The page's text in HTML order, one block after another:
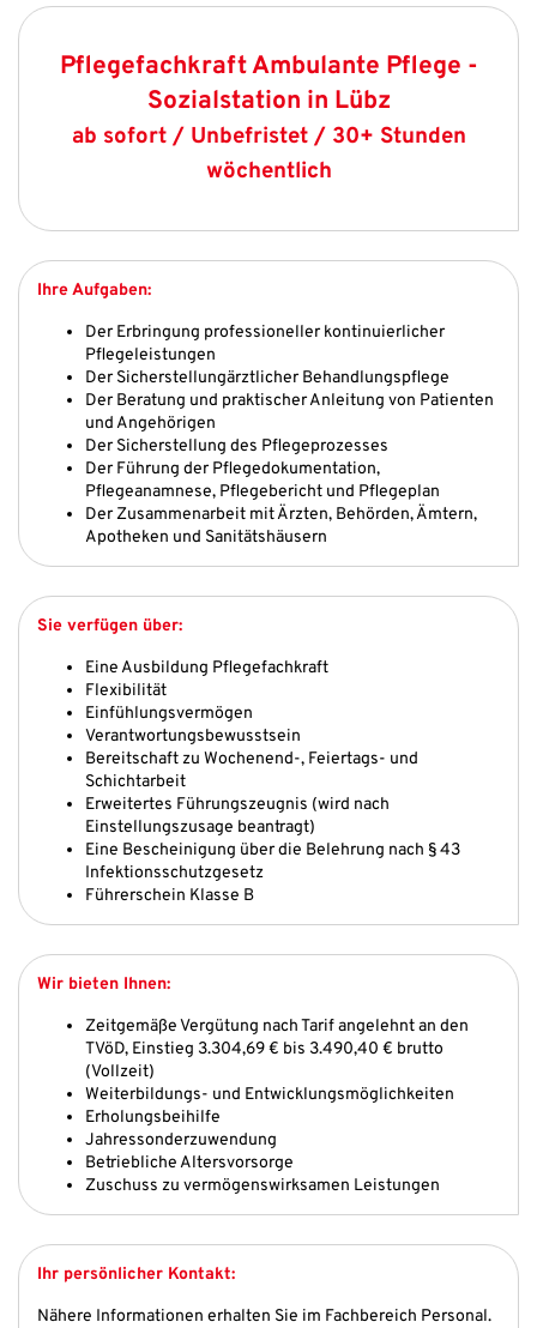
Pflegefachkraft Ambulante Pflege -
Sozialstation in Lübz
ab sofort / Unbefristet / 30+ Stunden
wöchentlich
Ihre Aufgaben:
Der Erbringung professioneller kontinuierlicher
Pflegeleistungen
Der Sicherstellungärztlicher Behandlungspflege
Der Beratung und praktischer Anleitung von Patienten
und Angehörigen
Der Sicherstellung des Pflegeprozesses
Der Führung der Pflegedokumentation,
Pflegeanamnese, Pflegebericht und Pflegeplan
Der Zusammenarbeit mit Ärzten, Behörden, Ämtern,
Apotheken und Sanitätshäusern
Sie verfügen über:
Eine Ausbildung Pflegefachkraft
Flexibilität
Einfühlungsvermögen
Verantwortungsbewusstsein
Bereitschaft zu Wochenend-, Feiertags- und
Schichtarbeit
Erweitertes Führungszeugnis (wird nach
Einstellungszusage beantragt)
Eine Bescheinigung über die Belehrung nach § 43
Infektionsschutzgesetz
Führerschein Klasse B
Wir bieten Ihnen:
Zeitgemäße Vergütung nach Tarif angelehnt an den
TVöD, Einstieg 3.304,69 € bis 3.490,40 € brutto
(Vollzeit)
Weiterbildungs- und Entwicklungsmöglichkeiten
Erholungsbeihilfe
Jahressonderzuwendung
Betriebliche Altersvorsorge
Zuschuss zu vermögenswirksamen Leistungen
Ihr persönlicher Kontakt:
Nähere Informationen erhalten Sie im Fachbereich Personal.